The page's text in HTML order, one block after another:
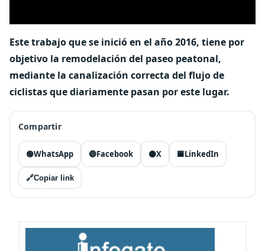
Este trabajo que se inició en el año 2016, tiene por
objetivo la remodelación del paseo peatonal,
mediante la canalización correcta del flujo de
ciclistas que diariamente pasan por este lugar.
Compartir
🟢WhatsApp 🔵Facebook ⚫X 🟦LinkedIn
🔗Copiar link